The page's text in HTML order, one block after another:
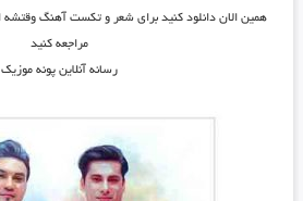
همین الان دانلود کنید برای شعر و تکست آهنگ وقتشه
مراجعه کنید
رسانه آنلاین پونه موزیک